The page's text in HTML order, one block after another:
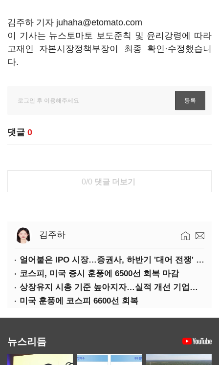
김주하 기자 juhaha@etomato.com
이 기사는 뉴스토마토 보도준칙 및 윤리강령에 따라
고재인 자본시장정책부장이 최종 확인·수정했습니
다.
댓글 0
0/0 댓글 더보기
김주하
얼어붙은 IPO 시장…증권사, 하반기 '대어 전쟁' 기대
코스피, 미국 증시 훈풍에 6500선 회복 마감
상장유지 시총 기준 높아지자…실적 개선 기업도 '관리종목'
미국 훈풍에 코스피 6600선 회복
뉴스리듬